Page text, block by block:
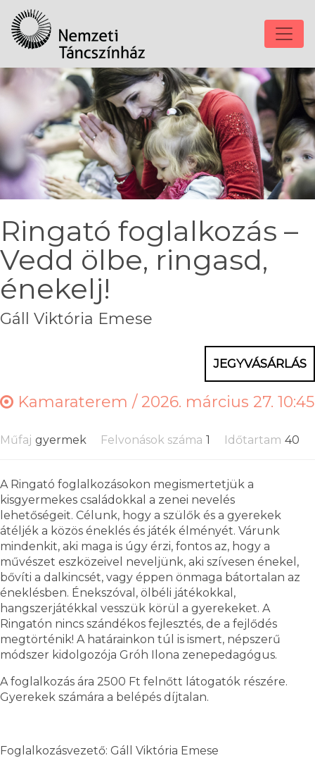
Ringató foglalkozás –
Vedd ölbe, ringasd,
énekelj!
Gáll Viktória Emese
JEGYVÁSÁRLÁS
Kamaraterem /2026. március 27. 10:45
Műfaj gyermek Felvonások száma 1 Időtartam 40
A Ringató foglalkozásokon megismertetjük a
kisgyermekes családokkal a zenei nevelés
lehetőségeit. Célunk, hogy a szülők és a gyerekek
átéljék a közös éneklés és játék élményét. Várunk
mindenkit, aki maga is úgy érzi, fontos az, hogy a
művészet eszközeivel neveljünk, aki szívesen énekel,
bővíti a dalkincsét, vagy éppen önmaga bátortalan az
éneklésben. Énekszóval, ölbéli játékokkal,
hangszerjátékkal vesszük körül a gyerekeket. A
Ringatón nincs szándékos fejlesztés, de a fejlődés
megtörténik! A határainkon túl is ismert, népszerű
módszer kidolgozója Gróh Ilona zenepedagógus.
A foglalkozás ára 2500 Ft felnőtt látogatók részére.
Gyerekek számára a belépés díjtalan.
Foglalkozásvezető: Gáll Viktória Emese